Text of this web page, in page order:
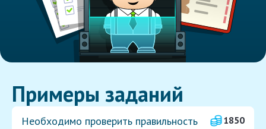
Примеры заданий
Необходимо проверить правильность
1850